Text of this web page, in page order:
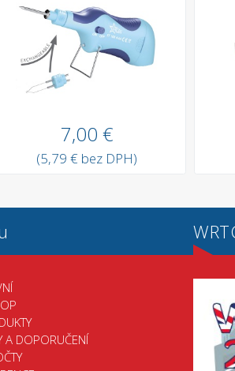
7,00 €
(5,79 € bez DPH)
A DOPORUČENÍ